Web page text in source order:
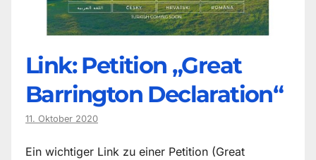
Link: Petition „Great
Barrington Declaration“
11. Oktober 2020
Ein wichtiger Link zu einer Petition (Great